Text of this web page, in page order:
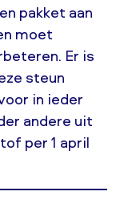
pakket aan
moet
Er is
steun
in ieder
andere uit
per 1 april